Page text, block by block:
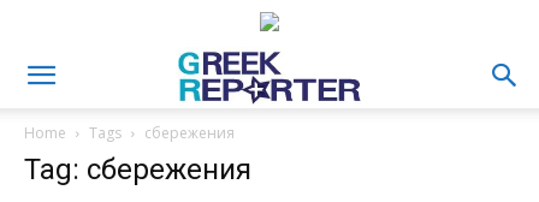
Home Tags сбережения
Tag: сбережения